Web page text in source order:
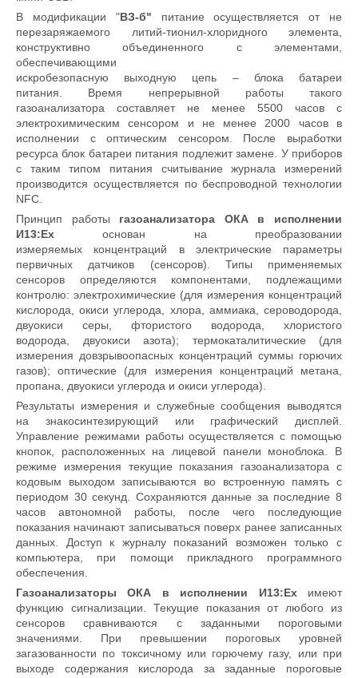
В модификации "ВЗ-б" питание осуществляется от не
перезаряжаемого литий-тионил-хлоридного элемента,
конструктивно объединенного с элементами,
обеспечивающими
искробезопасную выходную цепь – блока батареи
питания. Время непрерывной работы такого
газоанализатора составляет не менее 5500 часов с
электрохимическим сенсором и не менее 2000 часов в
исполнении с оптическим сенсором. После выработки
ресурса блок батареи питания подлежит замене. У приборов
с таким типом питания считывание журнала измерений
производится осуществляется по беспроводной технологии
NFC.
Принцип работы газоанализатора ОКА в исполнении
И13:Exоснован на преобразовании
измеряемых концентраций в электрические параметры
первичных датчиков (сенсоров). Типы применяемых
сенсоров определяются компонентами, подлежащими
контролю: электрохимические (для измерения концентраций
кислорода, окиси углерода, хлора, аммиака, сероводорода,
двуокиси серы, фтористого водорода, хлористого
водорода, двуокиси азота); термокаталитические (для
измерения довзрывоопасных концентраций суммы горючих
газов); оптические (для измерения концентраций метана,
пропана, двуокиси углерода и окиси углерода).
Результаты измерения и служебные сообщения выводятся
на знакосинтезирующий или графический дисплей.
Управление режимами работы осуществляется с помощью
кнопок, расположенных на лицевой панели моноблока. В
режиме измерения текущие показания газоанализатора с
кодовым выходом записываются во встроенную память с
периодом 30 секунд. Сохраняются данные за последние 8
часов автономной работы, после чего последующие
показания начинают записываться поверх ранее записанных
данных. Доступ к журналу показаний возможен только с
компьютера, при помощи прикладного программного
обеспечения.
Газоанализаторы ОКА в исполнении И13:Ex имеют
функцию сигнализации. Текущие показания от любого из
сенсоров сравниваются с заданными пороговыми
значениями. При превышении пороговых уровней
загазованности по токсичному или горючему газу, или при
выходе содержания кислорода за заданные пороговые